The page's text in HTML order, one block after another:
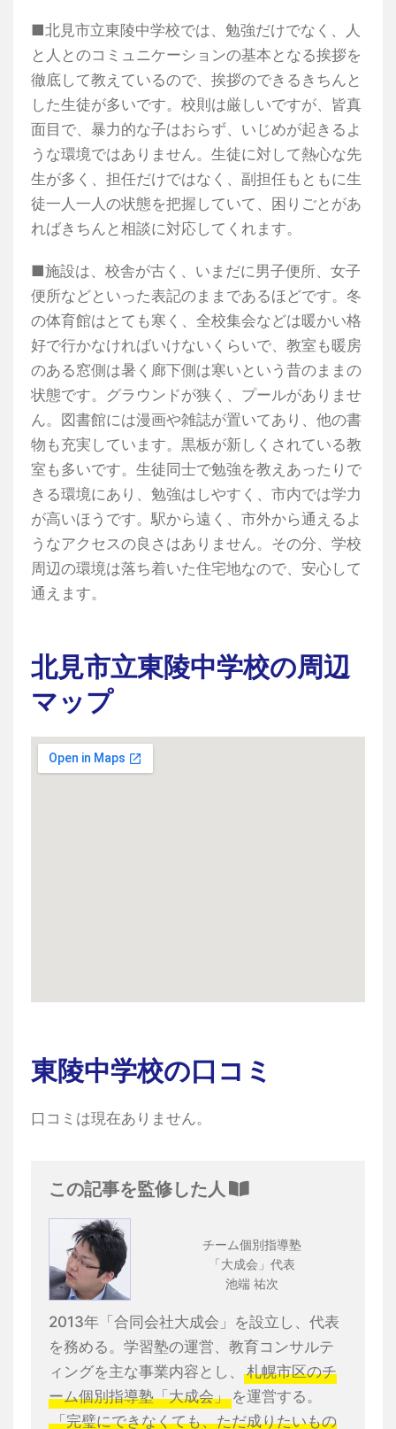
■北見市立東陵中学校では、勉強だけでなく、人
と人とのコミュニケーションの基本となる挨拶を
徹底して教えているので、挨拶のできるきちんと
した生徒が多いです。校則は厳しいですが、皆真
面目で、暴力的な子はおらず、いじめが起きるよ
うな環境ではありません。生徒に対して熱心な先
生が多く、担任だけではなく、副担任もともに生
徒一人一人の状態を把握していて、困りごとがあ
ればきちんと相談に対応してくれます。
■施設は、校舎が古く、いまだに男子便所、女子
便所などといった表記のままであるほどです。冬
の体育館はとても寒く、全校集会などは暖かい格
好で行かなければいけないくらいで、教室も暖房
のある窓側は暑く廊下側は寒いという昔のままの
状態です。グラウンドが狭く、プールがありませ
ん。図書館には漫画や雑誌が置いてあり、他の書
物も充実しています。黒板が新しくされている教
室も多いです。生徒同士で勉強を教えあったりで
きる環境にあり、勉強はしやすく、市内では学力
が高いほうです。駅から遠く、市外から通えるよ
うなアクセスの良さはありません。その分、学校
周辺の環境は落ち着いた住宅地なので、安心して
通えます。
北見市立東陵中学校の周辺
マップ
東陵中学校の口コミ
口コミは現在ありません。
この記事を監修した人
チーム個別指導塾
「大成会」代表
池端 祐次
2013年「合同会社大成会」を設立し、代表
を務める。学習塾の運営、教育コンサルテ
ィングを主な事業内容とし、
札幌市区のチ
ーム個別指導塾「大成会」 を運営する。
「完璧にできなくても、ただ成りたいもの